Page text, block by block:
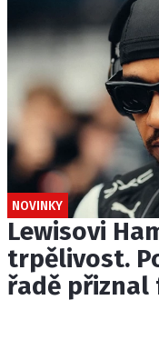
NOVINKY
Lewisovi
trpělivost.
řadě přiznal